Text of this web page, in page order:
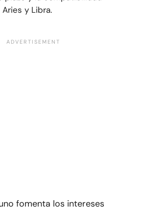
y Libra.
fomenta los intereses